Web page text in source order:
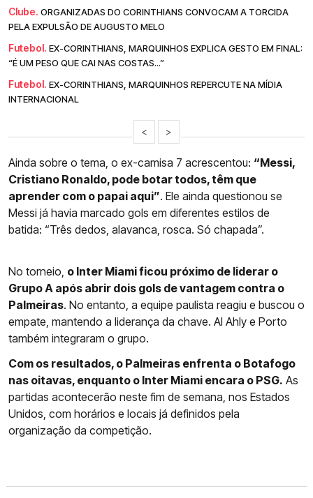
Clube. ORGANIZADAS DO CORINTHIANS CONVOCAM A TORCIDA
PELA EXPULSÃO DE AUGUSTO MELO
Futebol. EX-CORINTHIANS, MARQUINHOS EXPLICA GESTO EM FINAL:
“É UM PESO QUE CAI NAS COSTAS...”
Futebol. EX-CORINTHIANS, MARQUINHOS REPERCUTE NA MÍDIA
INTERNACIONAL
< >
Ainda sobre o tema, o ex-camisa 7 acrescentou: “Messi,
Cristiano Ronaldo, pode botar todos, têm que
aprender com o papai aqui”. Ele ainda questionou se
Messi já havia marcado gols em diferentes estilos de
batida: “Três dedos, alavanca, rosca. Só chapada”.
No torneio, o Inter Miami ficou próximo de liderar o
Grupo A após abrir dois gols de vantagem contra o
Palmeiras. No entanto, a equipe paulista reagiu e buscou o
empate, mantendo a liderança da chave. Al Ahly e Porto
também integraram o grupo.
Com os resultados, o Palmeiras enfrenta o Botafogo
nas oitavas, enquanto o Inter Miami encara o PSG. As
partidas acontecerão neste fim de semana, nos Estados
Unidos, com horários e locais já definidos pela
organização da competição.